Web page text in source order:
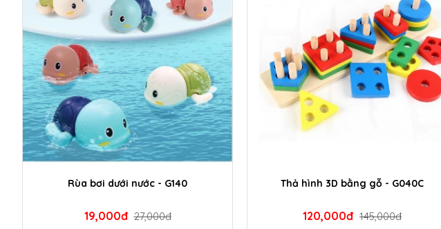
Rùa bơi dưới nước - G140
19,000đ 27,000đ
Thả hình 3D bằng gỗ - G040C
120,000đ 145,000đ